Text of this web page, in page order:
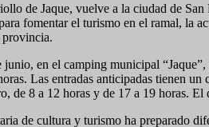
de Jaque, vuelve a la ciudad de
fomentar el turismo en el ramal, la
provincia.
en el camping municipal
Las entradas anticipadas tienen
de 8 a 12 horas y de 17 a 19 horas.
de cultura y turismo ha preparado